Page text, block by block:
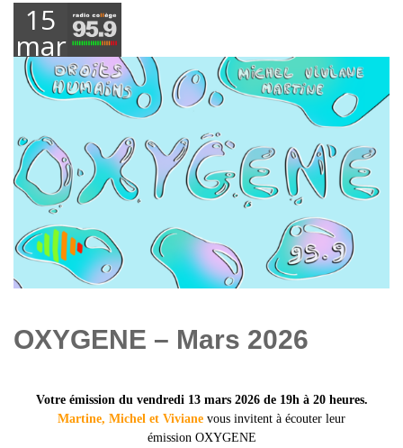
15
mars
2026
OXYGENE – Mars 2026
Votre émission du vendredi 13 mars 2026de 19h à 20 heures.
Martine, Michel et Viviane vous invitent à écouter leur
émission OXYGENE